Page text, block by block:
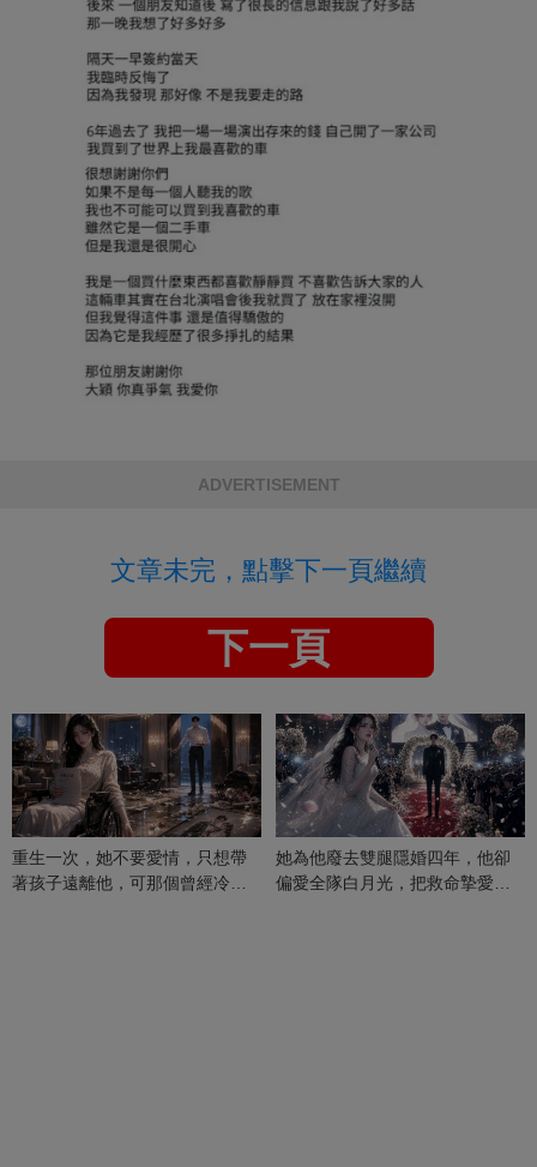
ADVERTISEMENT
文章未完，點擊下一頁繼續
下一頁
重生一次，她不要愛情，只想帶
著孩子遠離他，可那個曾經冷漠
她為他廢去雙腿隱婚四年，他卻
偏愛全隊白月光，把救命摯愛當